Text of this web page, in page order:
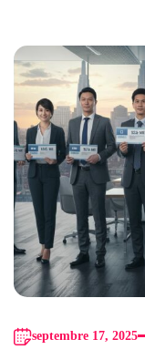
septembre 17, 2025